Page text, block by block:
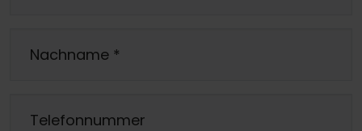
Nachname *
Telefonnummer